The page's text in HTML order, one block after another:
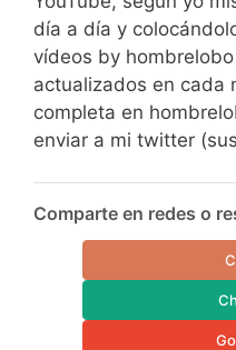
día a día y
vídeos by
actualizados en cada
completa en
enviar a mi twitter
Comparte en redes o